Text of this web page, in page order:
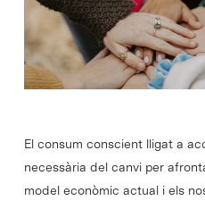
El consum conscient lligat a
necessària del canvi per
model econòmic actual i els